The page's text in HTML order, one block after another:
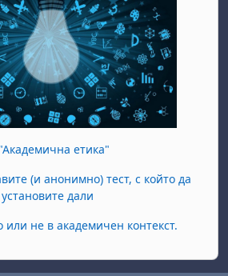
етика"
(и анонимно) тест, с който да
установите дали
не в академичен контекст.